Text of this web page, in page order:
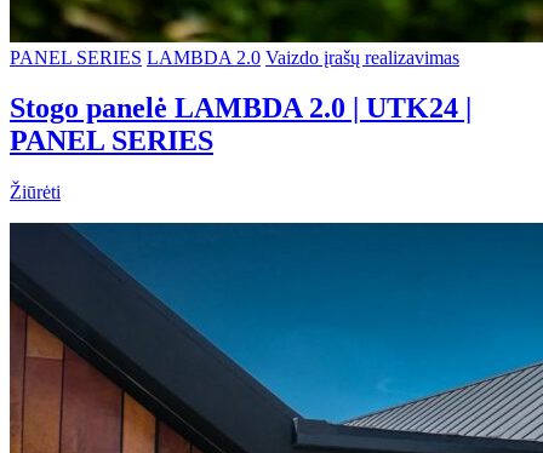
PANEL SERIES LAMBDA 2.0 Vaizdo įrašų realizavimas
Stogo panelė LAMBDA 2.0 | UTK24 |
PANEL SERIES
Žiūrėti